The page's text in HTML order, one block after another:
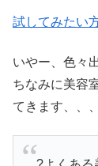
試してみたい
いやー、色々
ちなみに美容
てきます、、